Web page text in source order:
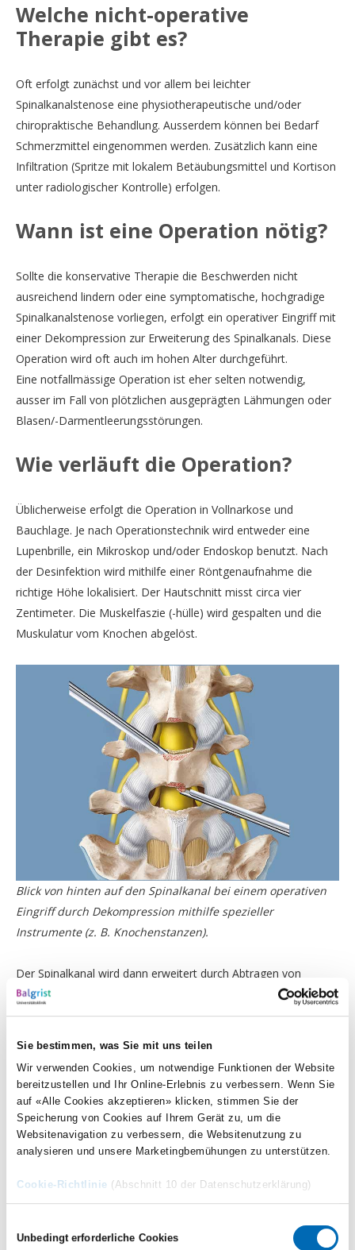
Sie bestimmen, was Sie mit uns teilen
Wir verwenden Cookies, um notwendige Funktionen der Website
bereitzustellen und Ihr Online-Erlebnis zu verbessern. Wenn Sie
auf «Alle Cookies akzeptieren» klicken, stimmen Sie der
Speicherung von Cookies auf Ihrem Gerät zu, um die
Websitenavigation zu verbessern, die Websitenutzung zu
analysieren und unsere Marketingbemühungen zu unterstützen.
Cookie-Richtlinie (Abschnitt 10 der Datenschutzerklärung)
Unbedingt erforderliche Cookies
Welche nicht-operative
Therapie gibt es?
Oft erfolgt zunächst und vor allem bei leichter
Spinalkanalstenose eine physiotherapeutische und/oder
chiropraktische Behandlung. Ausserdem können bei Bedarf
Schmerzmittel eingenommen werden. Zusätzlich kann eine
Infiltration (Spritze mit lokalem Betäubungsmittel und Kortison
unter radiologischer Kontrolle) erfolgen.
Wann ist eine Operation nötig?
Sollte die konservative Therapie die Beschwerden nicht
ausreichend lindern oder eine symptomatische, hochgradige
Spinalkanalstenose vorliegen, erfolgt ein operativer Eingriff mit
einer Dekompression zur Erweiterung des Spinalkanals. Diese
Operation wird oft auch im hohen Alter durchgeführt.
Eine notfallmässige Operation ist eher selten notwendig,
ausser im Fall von plötzlichen ausgeprägten Lähmungen oder
Blasen/-Darmentleerungsstörungen.
Wie verläuft die Operation?
Üblicherweise erfolgt die Operation in Vollnarkose und
Bauchlage. Je nach Operationstechnik wird entweder eine
Lupenbrille, ein Mikroskop und/oder Endoskop benutzt. Nach
der Desinfektion wird mithilfe einer Röntgenaufnahme die
richtige Höhe lokalisiert. Der Hautschnitt misst circa vier
Zentimeter. Die Muskelfaszie (-hülle) wird gespalten und die
Muskulatur vom Knochen abgelöst.
Blick von hinten auf den Spinalkanal bei einem operativen
Eingriff durch Dekompression mithilfe spezieller
Instrumente (z. B. Knochenstanzen).
Der Spinalkanal wird dann erweitert durch Abtragen von
Gewebe (vor allem Bänder und Knochen sowie gegebenenfalls
einen Teil der Bandscheibe), das nicht massgeblich zur
wie zum Beispiel Diamant-Fräse, Meissel, Hammer, Löffel,
Haken, Stanze und Zange.
Anschliessend werden die von der Einengung befreiten
Nervenstrukturen sichtbar. Danach erfolgen eine Wundspülung
und der Wundverschluss mit einer Naht der Muskelfaszie
sowie der Hautschichten mit üblicherweise selbstauflösenden
Fäden. Zuletzt wird ein Verband angebracht, der in der Regel
besteht.